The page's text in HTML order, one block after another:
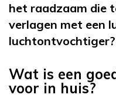
het raadzaam die
verlagen met een
luchtontvochtiger?
Wat is een
voor in huis?